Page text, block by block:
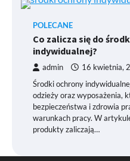
POLECANE
Co zalicza się do
indywidualnej?
admin 16 kwietnia,
Środki ochrony
odzieży oraz wyposażenia,
bezpieczeństwa i zdrowia
warunkach pracy. W
produkty zaliczają…